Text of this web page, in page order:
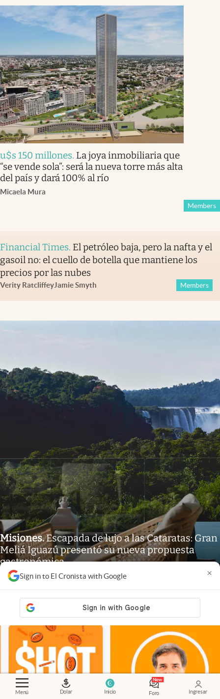
Menú Dolar Inicio Foro Ingresar
Sign in to El Cronista with Google ×
u$s 150 millones. La joya inmobiliaria que
“se vende sola”: será la nueva torre más alta
del país y dará 100% al río
Micaela Mura
Members
Financial Times. El petróleo baja, pero la nafta y el
gasoil no: el cuello de botella que mantiene los
precios por las nubes
Verity RatcliffeyJamie Smyth Members
Misiones.Escapada de lujo a las Cataratas: Gran
Meliá Iguazú presentó su nueva propuesta
gastronómica
Luz De Sousa Quintas